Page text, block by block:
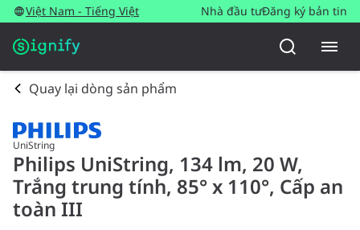
Việt Nam - Tiếng Việt Nhà đầu tưĐăng ký bản tin
Quay lại dòng sản phẩm
UniString
Philips UniString, 134 lm, 20 W,
Trắng trung tính, 85° x 110°, Cấp an
toàn III